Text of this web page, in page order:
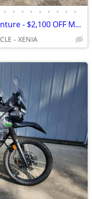
• • • • • • • • •
NEW 2024 Benelli TRK 502X Adventure - $2,100 OFF MSRP! Only One Left!
- XENIA